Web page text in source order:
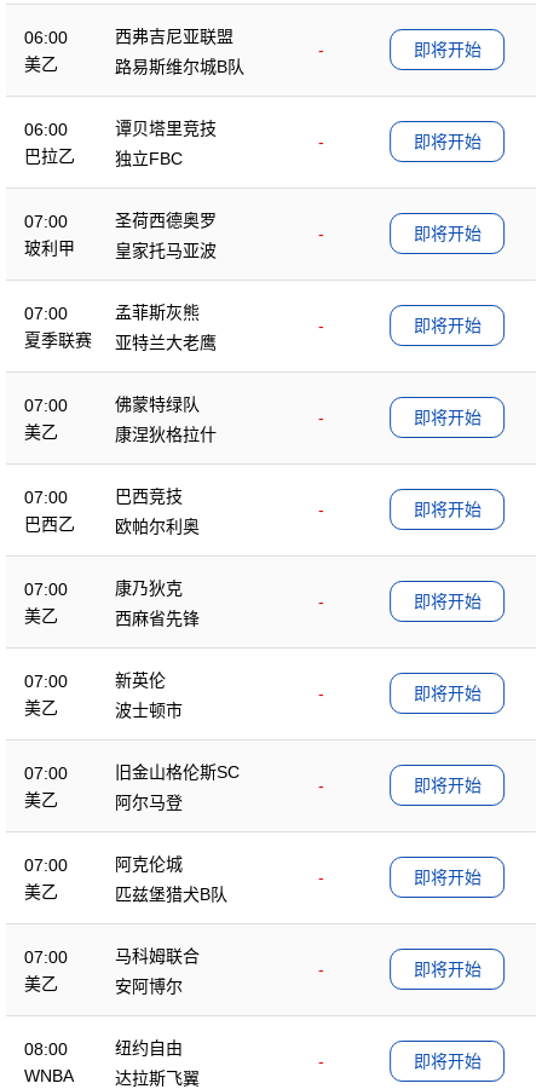
06:00
美乙
西弗吉尼亚联盟
-
路易斯维尔城B队
即将开始
06:00
巴拉乙
谭贝塔里竞技
-
独立FBC
即将开始
07:00
玻利甲
圣荷西德奥罗
-
皇家托马亚波
即将开始
07:00
夏季联赛
孟菲斯灰熊
-
亚特兰大老鹰
即将开始
07:00
美乙
佛蒙特绿队
-
康涅狄格拉什
即将开始
07:00
巴西乙
巴西竞技
-
欧帕尔利奥
即将开始
07:00
美乙
康乃狄克
-
西麻省先锋
即将开始
07:00
美乙
新英伦
-
波士顿市
即将开始
07:00
美乙
旧金山格伦斯SC
-
阿尔马登
即将开始
07:00
美乙
阿克伦城
-
匹兹堡猎犬B队
即将开始
07:00
美乙
马科姆联合
-
安阿博尔
即将开始
08:00
WNBA
纽约自由
-
达拉斯飞翼
即将开始